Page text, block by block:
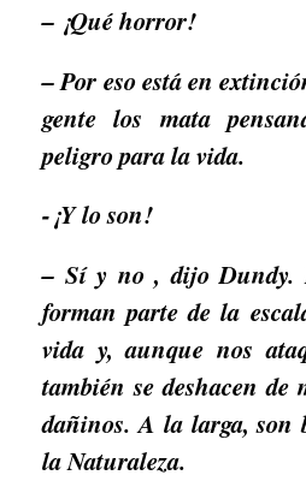
– ¡Qué horror!
– Por eso está en
gente los mata
peligro para la vida.
-¡Y lo son!
– Sí y no , dijo Dundy.
forman parte de la
vida y, aunque nos
también se deshacen de
dañinos. A la larga, son
la Naturaleza.